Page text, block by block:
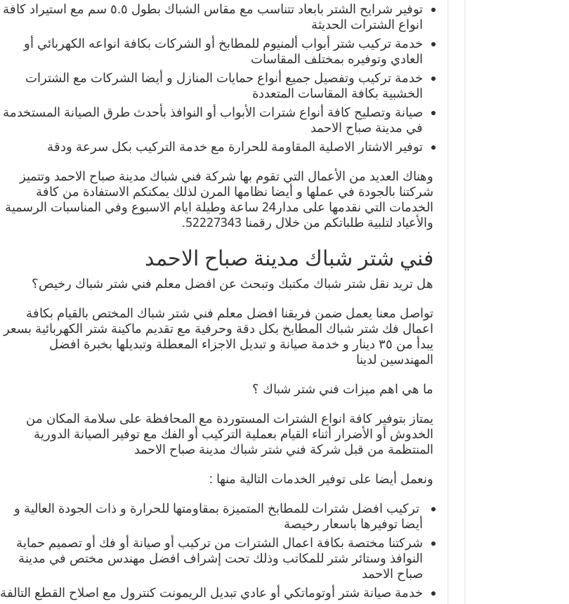
توفير شرايح الشتر بابعاد تتناسب مع مقاس الشباك بطول ٥.٥ سم مع استيراد كافة
انواع الشترات الحديثة
خدمة تركيب شتر أبواب ألمنيوم للمطابخ أو الشركات بكافة انواعه الكهربائي أو
العادي وتوفيره بمختلف المقاسات
خدمة تركيب وتفصيل جميع أنواع حمايات المنازل و أيضا الشركات مع الشترات
الخشبية بكافة المقاسات المتعددة
صيانة وتصليح كافة أنواع شترات الأبواب أو النوافذ بأحدث طرق الصيانة المستخدمة
في مدينة صباح الاحمد
توفير الاشتار الاصلية المقاومة للحرارة مع خدمة التركيب بكل سرعة ودقة
وهناك العديد من الأعمال التي تقوم بها شركة فني شباك مدينة صباح الاحمد وتتميز
شركتنا بالجودة في عملها و أيضا نظامها المرن لذلك يمكنكم الاستفادة من كافة
الخدمات التي نقدمها على مدار24 ساعة وطيلة ايام الاسبوع وفي المناسبات الرسمية
والأعياد لتلبية طلباتكم من خلال رقمنا 52227343.
فني شتر شباك مدينة صباح الاحمد
هل تريد نقل شتر شباك مكتبك وتبحث عن افضل معلم فني شتر شباك رخيص؟
تواصل معنا يعمل ضمن فريقنا افضل معلم فني شتر شباك المختص بالقيام بكافة
اعمال فك شتر شباك المطابخ بكل دقة وحرفية مع تقديم ماكينة شتر الكهربائية بسعر
يبدأ من ٣٥ دينار و خدمة صيانة و تبديل الاجزاء المعطلة وتبديلها بخبرة افضل
المهندسين لدينا
ما هي اهم ميزات فني شتر شباك ؟
يمتاز بتوفير كافة انواع الشترات المستوردة مع المحافظة على سلامة المكان من
الخدوش أو الأضرار أثناء القيام بعملية التركيب أو الفك مع توفير الصيانة الدورية
المنتظمة من قبل شركة فني شتر شباك مدينة صباح الاحمد
ونعمل أيضا على توفير الخدمات التالية منها :
تركيب افضل شترات للمطابخ المتميزة بمقاومتها للحرارة و ذات الجودة العالية و
أيضا توفيرها باسعار رخيصة
شركتنا مختصة بكافة اعمال الشترات من تركيب أو صيانة أو فك أو تصميم حماية
النوافذ وستائر شتر للمكاتب وذلك تحت إشراف افضل مهندس مختص في مدينة
صباح الاحمد
خدمة صيانة شتر أوتوماتكي أو عادي تبديل الريمونت كنترول مع اصلاح القطع التالفة